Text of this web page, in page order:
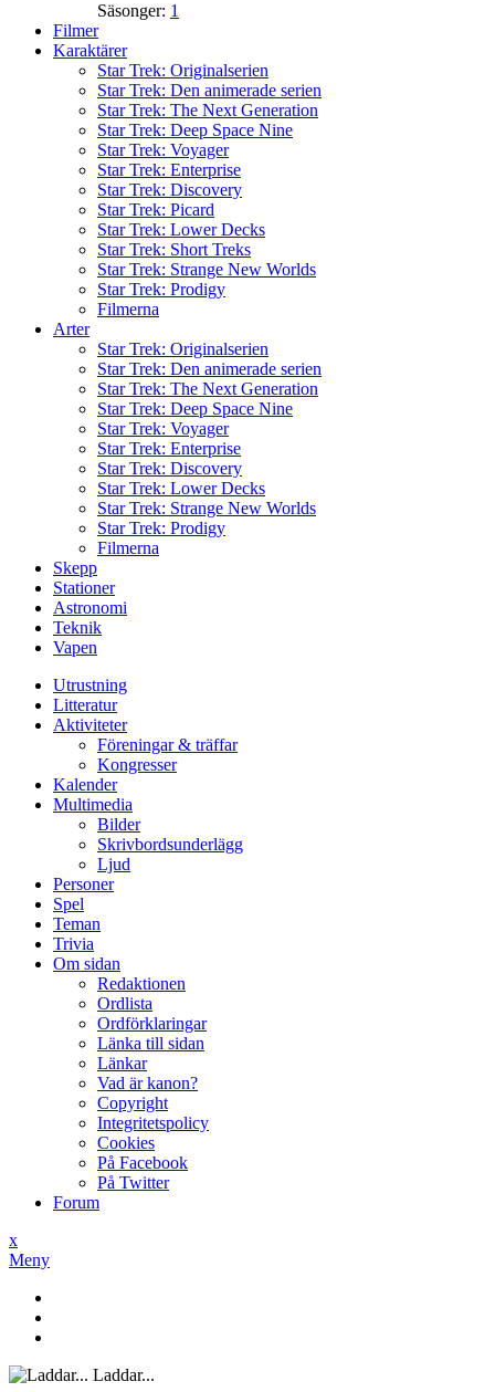
Säsonger: 1
Filmer
Karaktärer
Star Trek: Originalserien
Star Trek: Den animerade serien
Star Trek: The Next Generation
Star Trek: Deep Space Nine
Star Trek: Voyager
Star Trek: Enterprise
Star Trek: Discovery
Star Trek: Picard
Star Trek: Lower Decks
Star Trek: Short Treks
Star Trek: Strange New Worlds
Star Trek: Prodigy
Filmerna
Arter
Star Trek: Originalserien
Star Trek: Den animerade serien
Star Trek: The Next Generation
Star Trek: Deep Space Nine
Star Trek: Voyager
Star Trek: Enterprise
Star Trek: Discovery
Star Trek: Lower Decks
Star Trek: Strange New Worlds
Star Trek: Prodigy
Filmerna
Skepp
Stationer
Astronomi
Teknik
Vapen
Utrustning
Litteratur
Aktiviteter
Föreningar & träffar
Kongresser
Kalender
Multimedia
Bilder
Skrivbordsunderlägg
Ljud
Personer
Spel
Teman
Trivia
Om sidan
Redaktionen
Ordlista
Ordförklaringar
Länka till sidan
Länkar
Vad är kanon?
Copyright
Integritetspolicy
Cookies
På Facebook
På Twitter
Forum
x
Meny
Laddar...